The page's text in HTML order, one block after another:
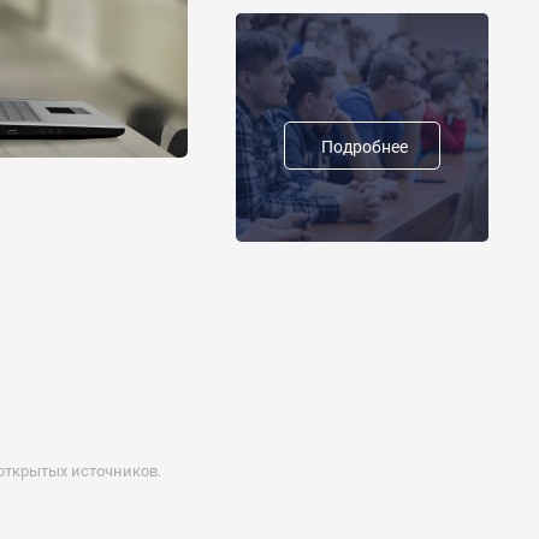
источников.
Подробнее